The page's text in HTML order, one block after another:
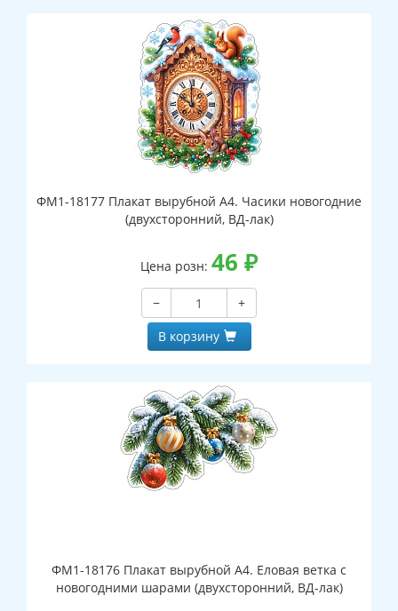
ФМ1-18177 Плакат вырубной А4. Часики новогодние
(двухсторонний, ВД-лак)
Цена розн: 46 ₽
−
+
В корзину
ФМ1-18176 Плакат вырубной А4. Еловая ветка с
новогодними шарами (двухсторонний, ВД-лак)